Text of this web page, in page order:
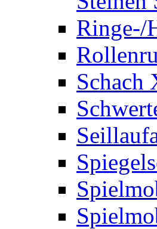
Ringe-/
Schach